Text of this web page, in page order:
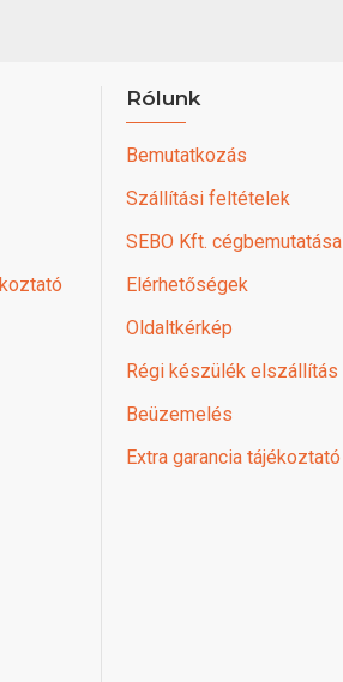
Rólunk
Bemutatkozás
Szállítási feltételek
SEBO Kft. cégbemutatása
Elérhetőségek
Oldaltkérkép
Régi készülék elszállítás
Beüzemelés
Extra garancia tájékoztató